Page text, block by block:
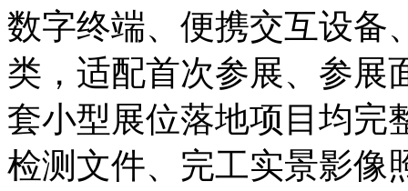
数字终端、便携交互设备
类，适配首次参展、参展
套小型展位落地项目均完
检测文件、完工实景影像